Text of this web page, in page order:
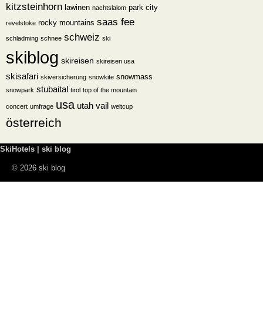
kitzsteinhorn lawinen nachtslalom park city
revelstoke rocky mountains saas fee
schladming schnee schweiz ski
skiblog skireisen skireisen usa
skisafari skiversicherung snowkite snowmass
snowpark stubaital tirol top of the mountain
concert umfrage usa utah vail weltcup
österreich
SkiHotels | ski blog
© 2026 ski blog